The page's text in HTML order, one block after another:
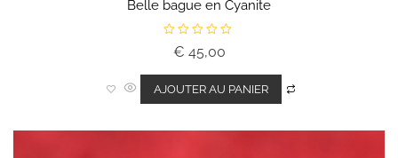
Belle bague en Cyanite
e
0
5
€ 45,00
AJOUTER AU PANIER